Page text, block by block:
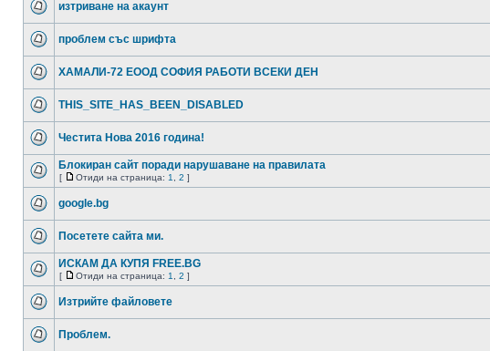
изтриване на акаунт
проблем със шрифта
ХАМАЛИ-72 ЕООД СОФИЯ РАБОТИ ВСЕКИ ДЕН
THIS_SITE_HAS_BEEN_DISABLED
Честита Нова 2016 година!
Блокиран сайт поради нарушаване на правилата
[ Отиди на страница: 1 2 ]
google.bg
Посетете сайта ми.
ИСКАМ ДА КУПЯ FREE.BG
[ Отиди на страница: 1 2 ]
Изтрийте файловете
Проблем.